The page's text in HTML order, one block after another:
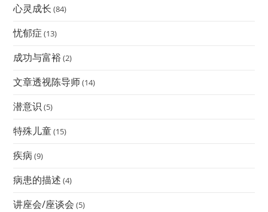
心灵成长 (84)
忧郁症 (13)
成功与富裕(2)
文章透视陈导师(14)
潜意识 (5)
特殊儿童(15)
疾病 (9)
病患的描述 (4)
讲座会/座谈会 (5)